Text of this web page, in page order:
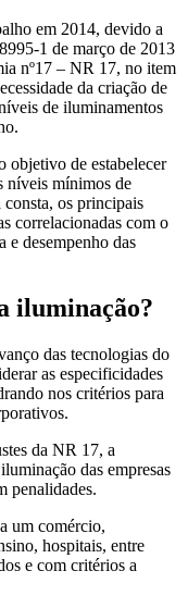
em 2014, devido a
1 de março de 2013
nº17 – NR 17, no item
da criação de
de iluminamentos
de estabelecer
níveis mínimos de
os principais
correlacionadas com o
e desempenho das
iluminação?
das tecnologias do
as especificidades
nos critérios para
da NR 17, a
das empresas
penalidades.
um comércio,
hospitais, entre
e com critérios a